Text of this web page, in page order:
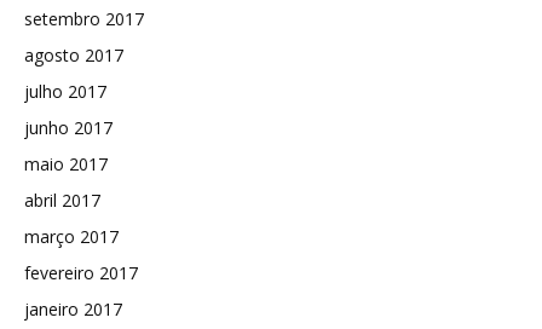
setembro 2017
agosto 2017
julho 2017
junho 2017
maio 2017
abril 2017
março 2017
fevereiro 2017
janeiro 2017